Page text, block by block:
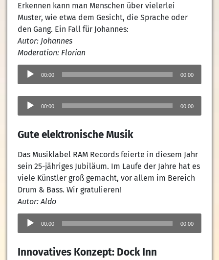
Erkennen kann man Menschen über vielerlei
Muster, wie etwa dem Gesicht, die Sprache oder
den Gang. Ein Fall für Johannes:
Autor: Johannes
Moderation: Florian
Audio-
Player
00:00 00:00
Audio-
Player
00:00 00:00
Gute elektronische Musik
Das Musiklabel RAM Records feierte in diesem Jahr
sein 25-jähriges Jubiläum. Im Laufe der Jahre hat es
viele Künstler groß gemacht, vor allem im Bereich
Drum & Bass. Wir gratulieren!
Autor: Aldo
Audio-
Player
00:00 00:00
Innovatives Konzept: Dock Inn